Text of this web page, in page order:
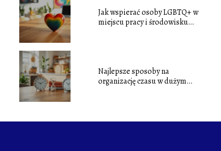
Jak wspierać osoby LGBTQ+ w
miejscu pracy i środowisku
Najlepsze sposoby na
organizację czasu w dużym